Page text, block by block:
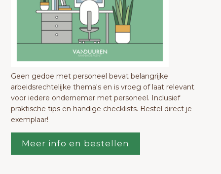
Geen gedoe met personeel bevat belangrijke
arbeidsrechtelijke thema's en is vroeg of laat relevant
voor iedere ondernemer met personeel. Inclusief
praktische tips en handige checklists. Bestel direct je
exemplaar!
Meer info en bestellen